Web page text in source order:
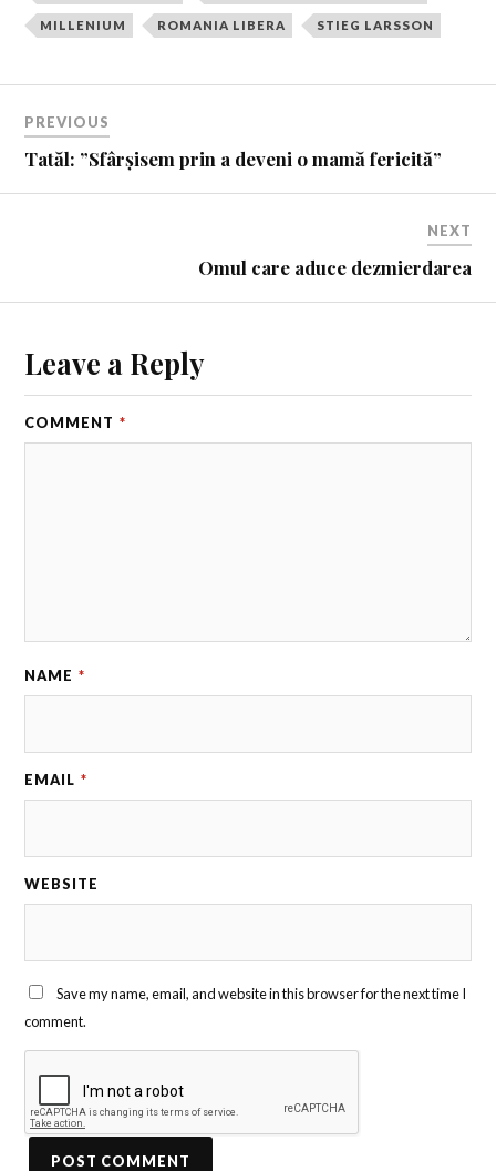
MILLENIUM ROMANIA LIBERA STIEG LARSSON
PREVIOUS
Tatăl: ”Sfârșisem prin a deveni o mamă fericită”
NEXT
Omul care aduce dezmierdarea
Leave a Reply
COMMENT *
NAME *
EMAIL *
WEBSITE
Save my name, email, and website in this browser for the next time I
comment.